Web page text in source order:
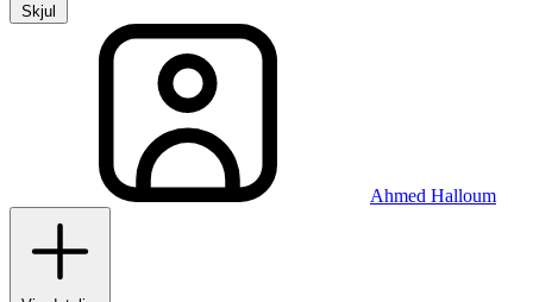
Skjul
Ahmed Halloum